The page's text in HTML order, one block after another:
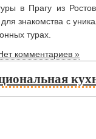
в Прагу из
знакомства с
турах.
комментариев »